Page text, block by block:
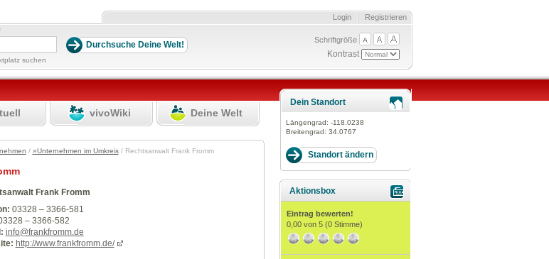
Registrieren
Login
suchen
Schriftgröße
Kontrast
vivoWiki Deine Welt
/ »Unternehmen im Umkreis/ Rechtsanwalt Frank Fromm
Frank Fromm
03328 – 3366-581
– 3366-582
info@frankfromm.de
http://www.frankfromm.de/
Dein Standort
Längengrad: -118.0238
Breitengrad: 34.0767
Aktionsbox
Eintrag bewerten!
0,00 von 5 (0 Stimme)